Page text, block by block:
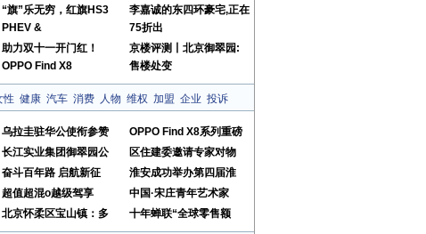
“旗”乐无穷，红旗HS3
PHEV &
李嘉诚的东四环豪宅,正在
75折出
助力双十一开门红！
OPPO Find X8
京楼评测丨北京御翠园:
售楼处变
性 健康 汽车 消费 人物 维权 加盟 企业 投诉
乌拉圭驻华公使衔参赞
OPPO Find X8系列重磅
长江实业集团御翠园公
区住建委邀请专家对物
奋斗百年路 启航新征
淮安成功举办第四届淮
超值超混o越级驾享
中国·宋庄青年艺术家
北京怀柔区宝山镇：多
十年蝉联“全球零售额